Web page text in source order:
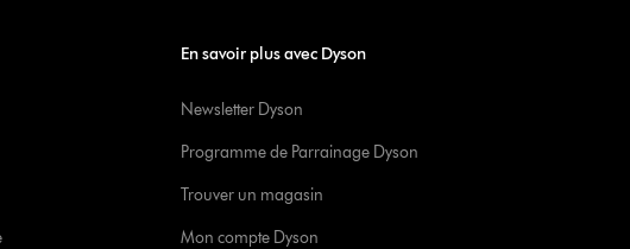
En savoir plus avec Dyson
Newsletter Dyson
Programme de Parrainage Dyson
Trouver un magasin
Mon compte Dyson